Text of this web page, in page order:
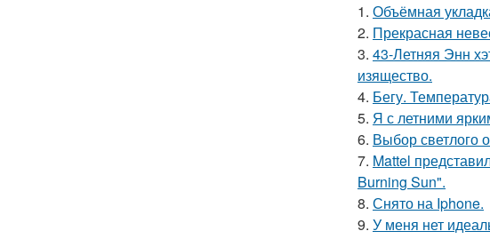
1. Объёмная
2. Прекрасная
3. 43-Летняя Энн
изящество.
4. Бегу.
5. Я с летними
6. Выбор светлого
7. Mattel
Burning Sun".
8. Снято на Iphone.
9. У меня нет